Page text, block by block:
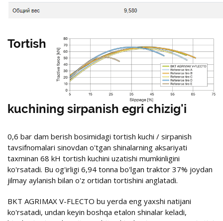
Tortish
kuchining sirpanish egri chizig'i
0,6 bar dam berish bosimidagi tortish kuchi / sirpanish
tavsifnomalari sinovdan o'tgan shinalarning aksariyati
taxminan 68 kH tortish kuchini uzatishi mumkinligini
ko'rsatadi. Bu og'irligi 6,94 tonna bo'lgan traktor 37% joydan
jilmay aylanish bilan o'z ortidan tortishini anglatadi.
BKT AGRIMAX V-FLECTO bu yerda eng yaxshi natijani
ko'rsatadi, undan keyin boshqa etalon shinalar keladi,